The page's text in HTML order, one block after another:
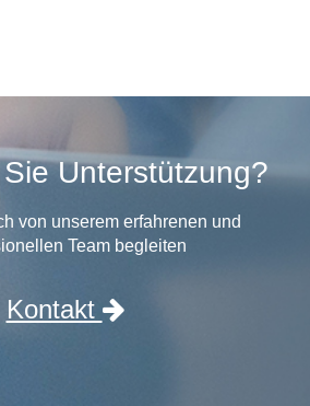
Unterstützung?
von unserem erfahrenen und
Team begleiten
Kontakt